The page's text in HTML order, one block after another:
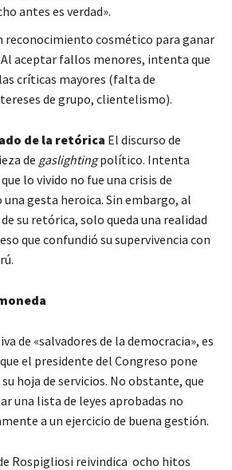
antes es verdad».
reconocimiento cosmético para ganar
aceptar fallos menores, intenta que
críticas mayores (falta de
de grupo, clientelismo).
de la retórica El discurso de
de gaslightingpolítico. Intenta
lo vivido no fue una crisis de
gesta heroica. Sin embargo, al
su retórica, solo queda una realidad
que confundió su supervivencia con
de «salvadores de la democracia», es
el presidente del Congreso pone
hoja de servicios. No obstante, que
una lista de leyes aprobadas no
a un ejercicio de buena gestión.
Rospigliosi reivindica ocho hitos